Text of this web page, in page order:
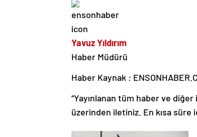
Yavuz Yıldırım
Haber Müdürü
Haber Kaynak :
“Yayınlanan tüm haber ve
üzerinden iletiniz. En kısa süre